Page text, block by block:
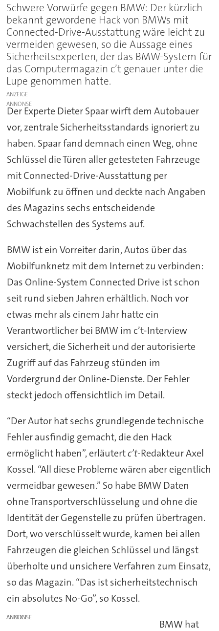
Schwere Vorwürfe gegen BMW: Der kürzlich
bekannt gewordene Hack von BMWs mit
Connected-Drive-Ausstattung wäre leicht zu
vermeiden gewesen, so die Aussage eines
Sicherheitsexperten, der das BMW-System für
das Computermagazin c’t genauer unter die
Lupe genommen hatte.
ANZEIGE
Der Experte Dieter Spaar wirft dem Autobauer
vor, zentrale Sicherheitsstandards ignoriert zu
haben. Spaar fand demnach einen Weg, ohne
Schlüssel die Türen aller getesteten Fahrzeuge
mit Connected-Drive-Ausstattung per
Mobilfunk zu öffnen und deckte nach Angaben
des Magazins sechs entscheidende
Schwachstellen des Systems auf.
BMW ist ein Vorreiter darin, Autos über das
Mobilfunknetz mit dem Internet zu verbinden:
Das Online-System Connected Drive ist schon
seit rund sieben Jahren erhältlich. Noch vor
etwas mehr als einem Jahr hatte ein
Verantwortlicher bei BMW im c’t-Interview
versichert, die Sicherheit und der autorisierte
Zugriff auf das Fahrzeug stünden im
Vordergrund der Online-Dienste. Der Fehler
steckt jedoch offensichtlich im Detail.
“Der Autor hat sechs grundlegende technische
Fehler ausfindig gemacht, die den Hack
ermöglicht haben”, erläutertc’t-Redakteur Axel
Kossel. “All diese Probleme wären aber eigentlich
vermeidbar gewesen.” So habe BMW Daten
ohne Transportverschlüsselung und ohne die
Identität der Gegenstelle zu prüfen übertragen.
Dort, wo verschlüsselt wurde, kamen bei allen
Fahrzeugen die gleichen Schlüssel und längst
überholte und unsichere Verfahren zum Einsatz,
so das Magazin. “Das ist sicherheitstechnisch
ein absolutes No-Go”, so Kossel.
ANZEIGE
BMW hat